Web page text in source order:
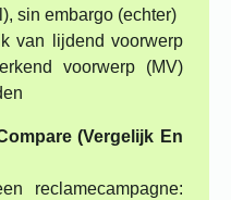
sin embargo (echter)
van lijdend voorwerp
voorwerp (MV)
(Vergelijk En
reclamecampagne: